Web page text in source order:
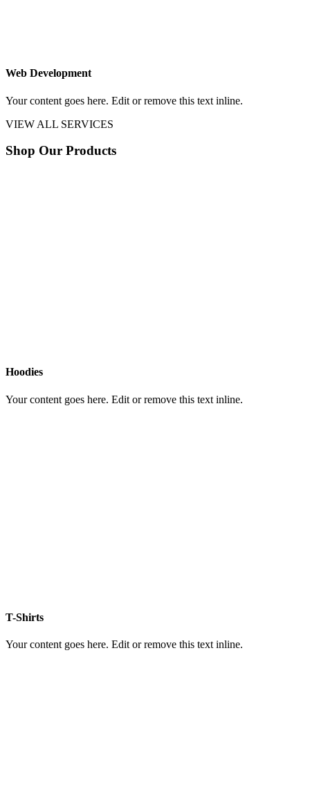
Web Development
Your content goes here. Edit or remove this text inline.
VIEW ALL SERVICES
Shop Our Products
Hoodies
Your content goes here. Edit or remove this text inline.
T-Shirts
Your content goes here. Edit or remove this text inline.